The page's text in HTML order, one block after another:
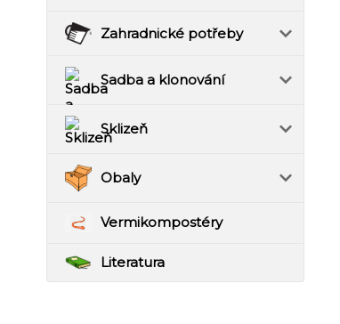
Zahradnické potřeby
Sadba a klonování
Sklizeň
Obaly
Vermikompostéry
Literatura